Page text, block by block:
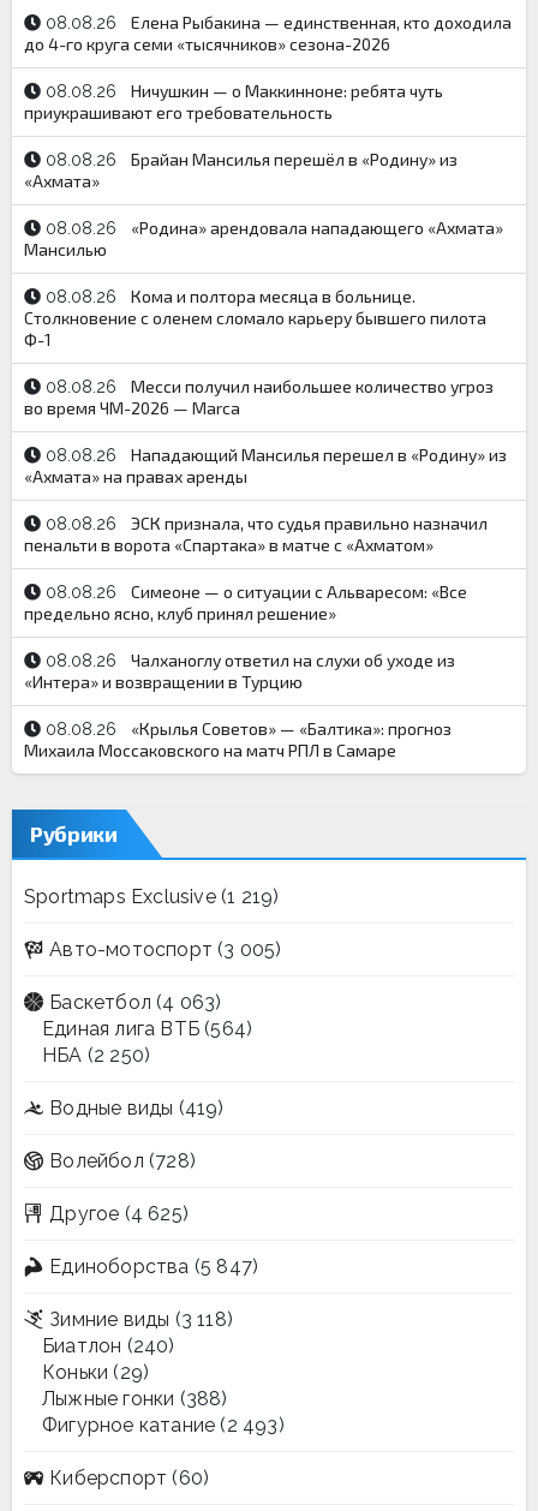
08.08.26
Елена Рыбакина — единственная, кто доходила
до 4-го круга семи «тысячников» сезона-2026
08.08.26
Ничушкин — о Маккинноне: ребята чуть
приукрашивают его требовательность
08.08.26
Брайан Мансилья перешёл в «Родину» из
«Ахмата»
08.08.26
«Родина» арендовала нападающего «Ахмата»
Мансилью
08.08.26
Кома и полтора месяца в больнице.
Столкновение с оленем сломало карьеру бывшего пилота
Ф-1
08.08.26
Месси получил наибольшее количество угроз
во время ЧМ-2026 — Marca
08.08.26
Нападающий Мансилья перешел в «Родину» из
«Ахмата» на правах аренды
08.08.26
ЭСК признала, что судья правильно назначил
пенальти в ворота «Спартака» в матче с «Ахматом»
08.08.26
Симеоне — о ситуации с Альваресом: «Все
предельно ясно, клуб принял решение»
08.08.26
Чалханоглу ответил на слухи об уходе из
«Интера» и возвращении в Турцию
08.08.26
«Крылья Советов» — «Балтика»: прогноз
Михаила Моссаковского на матч РПЛ в Самаре
Рубрики
Sportmaps Exclusive(1 219)
Авто-мотоспорт (3 005)
Баскетбол (4 063)
Единая лига ВТБ (564)
НБА (2 250)
Водные виды (419)
Волейбол (728)
Другое (4 625)
Единоборства (5 847)
Зимние виды (3 118)
Биатлон (240)
Коньки (29)
Лыжные гонки (388)
Фигурное катание (2 493)
Киберспорт (60)